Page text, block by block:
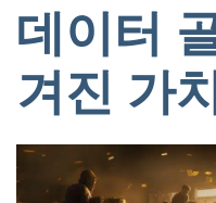
데이터
겨진 가